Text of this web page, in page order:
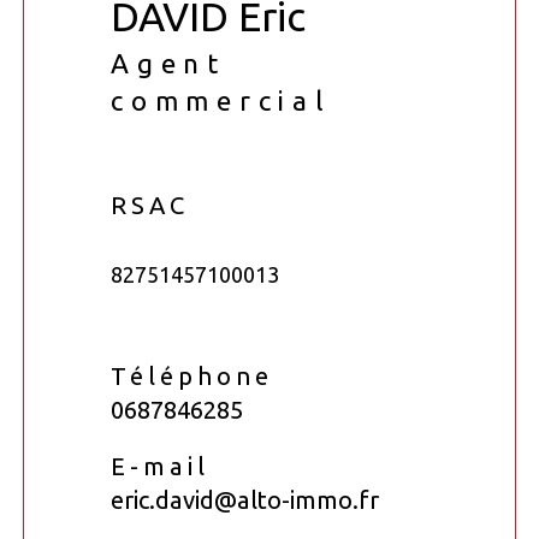
DAVID Eric
Agent
commercial
RSAC
82751457100013
Téléphone
0687846285
E-mail
eric.david@alto-immo.fr